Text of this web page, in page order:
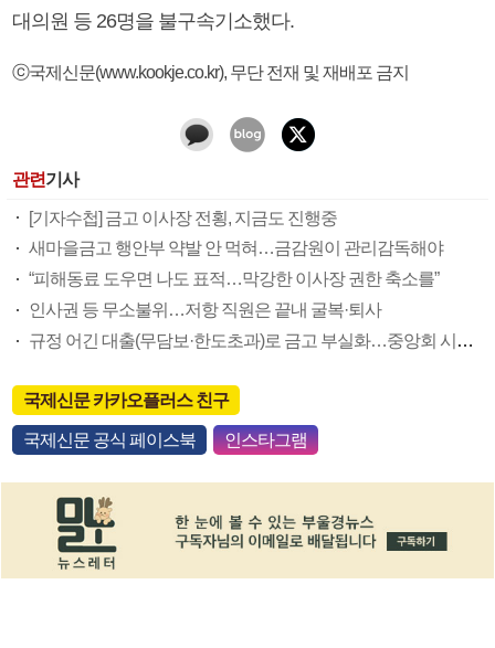
대의원 등 26명을 불구속기소했다.
ⓒ국제신문(www.kookje.co.kr), 무단 전재 및 재배포 금지
관련기사
[기자수첩] 금고 이사장 전횡, 지금도 진행중
새마을금고 행안부 약발 안 먹혀…금감원이 관리감독해야
“피해동료 도우면 나도 표적…막강한 이사장 권한 축소를”
인사권 등 무소불위…저항 직원은 끝내 굴복·퇴사
규정 어긴 대출(무담보·한도초과)로 금고 부실화…중앙회 시정 요구도 무시
국제신문 카카오플러스 친구
국제신문 공식 페이스북 인스타그램